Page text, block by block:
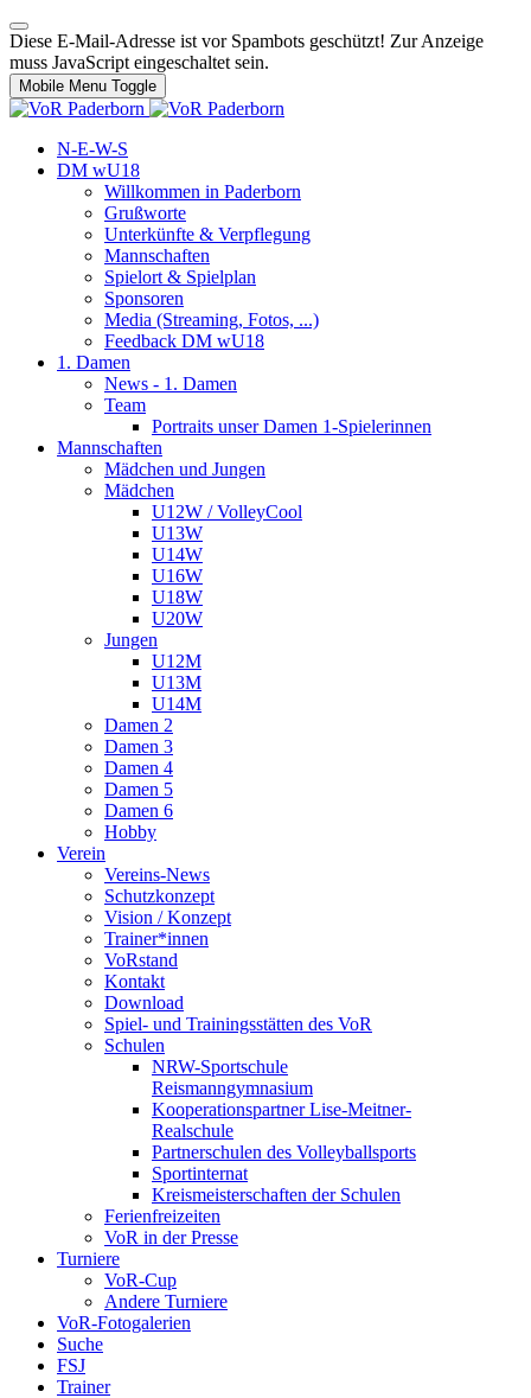
Diese E-Mail-Adresse ist vor Spambots geschützt! Zur Anzeige
muss JavaScript eingeschaltet sein.
Mobile Menu Toggle
N-E-W-S
DM wU18
Willkommen in Paderborn
Grußworte
Unterkünfte & Verpflegung
Mannschaften
Spielort & Spielplan
Sponsoren
Media (Streaming, Fotos, ...)
Feedback DM wU18
1. Damen
News - 1. Damen
Team
Portraits unser Damen 1-Spielerinnen
Mannschaften
Mädchen und Jungen
Mädchen
U12W / VolleyCool
U13W
U14W
U16W
U18W
U20W
Jungen
U12M
U13M
U14M
Damen 2
Damen 3
Damen 4
Damen 5
Damen 6
Hobby
Verein
Vereins-News
Schutzkonzept
Vision / Konzept
Trainer*innen
VoRstand
Kontakt
Download
Spiel- und Trainingsstätten des VoR
Schulen
NRW-Sportschule
Reismanngymnasium
Kooperationspartner Lise-Meitner-
Realschule
Partnerschulen des Volleyballsports
Sportinternat
Kreismeisterschaften der Schulen
Ferienfreizeiten
VoR in der Presse
Turniere
VoR-Cup
Andere Turniere
VoR-Fotogalerien
Suche
FSJ
Trainer